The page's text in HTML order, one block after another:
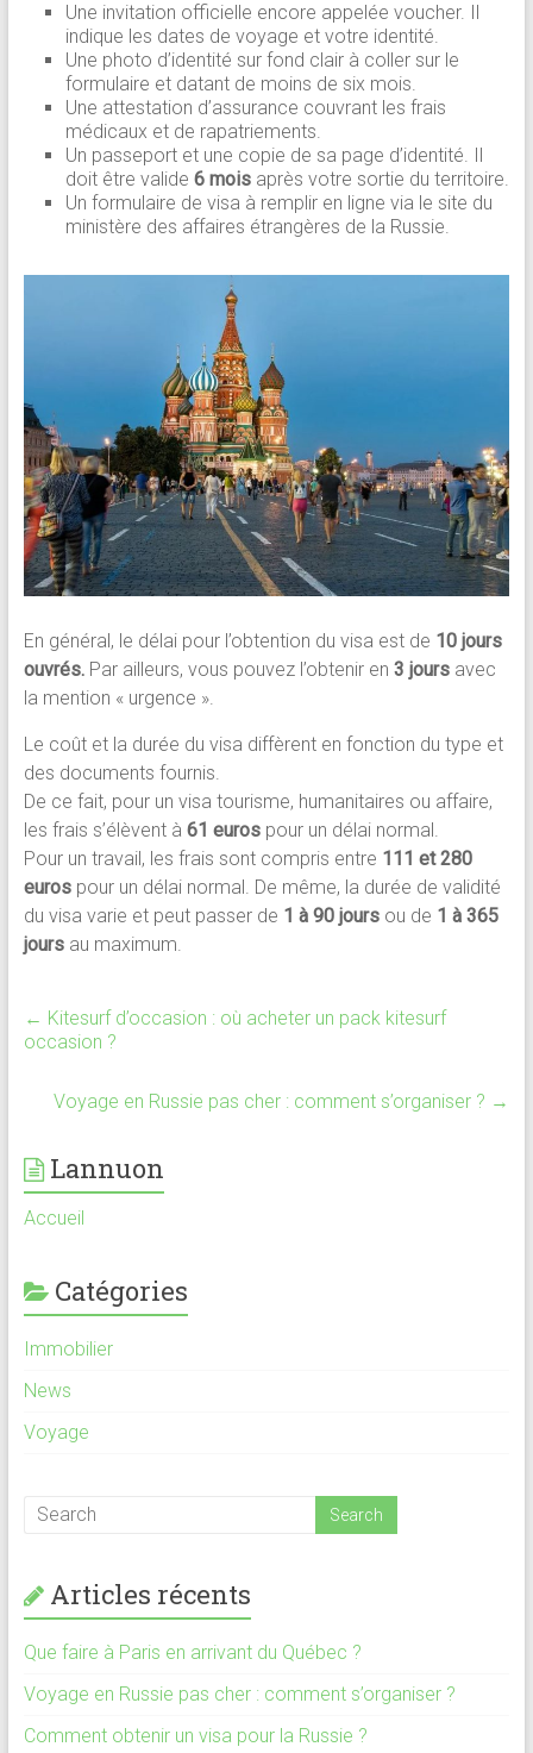
Une invitation officielle encore appelée voucher. Il
indique les dates de voyage et votre identité.
Une photo d’identité sur fond clair à coller sur le
formulaire et datant de moins de six mois.
Une attestation d’assurance couvrant les frais
médicaux et de rapatriements.
Un passeport et une copie de sa page d’identité. Il
doit être valide 6 mois après votre sortie du territoire.
Un formulaire de visa à remplir en ligne via le site du
ministère des affaires étrangères de la Russie.
En général, le délai pour l’obtention du visa est de 10 jours
ouvrés.Par ailleurs, vous pouvez l’obtenir en 3 joursavec
la mention « urgence ».
Le coût et la durée du visa diffèrent en fonction du type et
des documents fournis.
De ce fait, pour un visa tourisme, humanitaires ou affaire,
les frais s’élèvent à 61 eurospour un délai normal.
Pour un travail, les frais sont compris entre 111 et 280
euros pour un délai normal. De même, la durée de validité
du visa varie et peut passer de 1 à 90 joursou de 1 à 365
joursau maximum.
← Kitesurf d’occasion : où acheter un pack kitesurf
occasion ?
Voyage en Russie pas cher : comment s’organiser ? →
Lannuon
Accueil
Catégories
Immobilier
News
Voyage
Articles récents
Que faire à Paris en arrivant du Québec ?
Voyage en Russie pas cher : comment s’organiser ?
Comment obtenir un visa pour la Russie ?